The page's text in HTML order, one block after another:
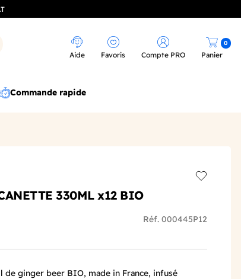
Aide Favoris Compte PRO Panier
0
Commande rapide
330ML x12 BIO
Réf. 000445P12
de ginger beer BIO, made in France, infusé